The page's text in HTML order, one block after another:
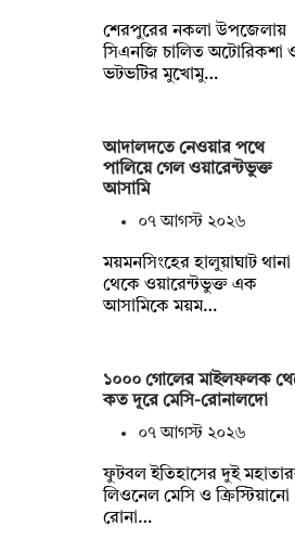
শেরপুরের নকলা উপজেলায়
সিএনজি চালিত অটোরিকশা
ভটভটির মুখোমু…
আদালদতে নেওয়ার পথে
পালিয়ে গেল ওয়ারেন্টভুক্ত
আসামি
০৭ আগস্ট ২০২৬
ময়মনসিংহের হালুয়াঘাট থানা
থেকে ওয়ারেন্টভুক্ত এক
আসামিকে ময়ম…
১০০০ গোলের মাইলফলক
কত দূরে মেসি-রোনালদো
০৭ আগস্ট ২০২৬
ফুটবল ইতিহাসের দুই
লিওনেল মেসি ও ক্রিস্টিয়ানো
রোনা…